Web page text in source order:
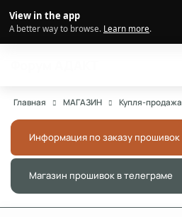
View in the app
A better way to browse. Learn more.
Главная МАГАЗИН Купля-продажа
Информация по заказу прошивок
Магазин прошивок в телеграме